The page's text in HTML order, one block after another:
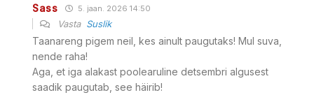
Sass 5. jaan. 2026 14:50
Vasta Suslik
Taanareng pigem neil, kes ainult paugutaks! Mul suva,
nende raha!
Aga, et iga alakast poolearuline detsembri algusest
saadik paugutab, see häirib!